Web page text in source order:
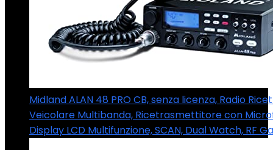
Midland ALAN 48 PRO CB, senza licenza, Radio
Veicolare Multibanda, Ricetrasmettitore con
Display LCD Multifunzione, SCAN, Dual Watch, RF